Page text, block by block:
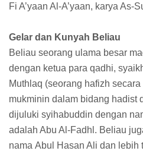
Fi A’yaan Al-A’yaan, karya As-
Gelar dan Kunyah Beliau
Beliau seorang ulama besar
dengan ketua para qadhi,
Muthlaq (seorang hafizh secara
mukminin dalam bidang hadist
dijuluki syihabuddin dengan
adalah Abu Al-Fadhl. Beliau
nama Abul Hasan Ali dan lebih